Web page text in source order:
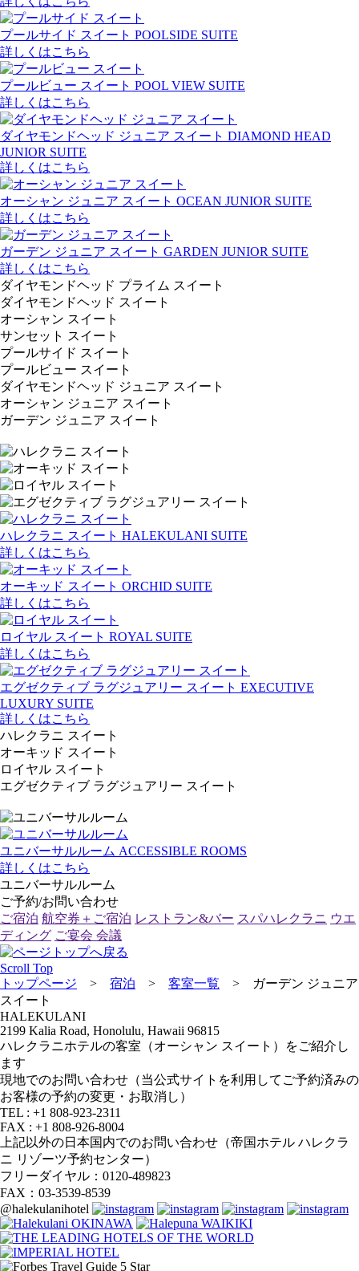
プールサイド スイート POOLSIDE SUITE
詳しくはこちら
プールビュー スイート POOL VIEW SUITE
詳しくはこちら
ダイヤモンドヘッド ジュニア スイート DIAMOND HEAD
JUNIOR SUITE
詳しくはこちら
オーシャン ジュニア スイート OCEAN JUNIOR SUITE
詳しくはこちら
ガーデン ジュニア スイート GARDEN JUNIOR SUITE
詳しくはこちら
ダイヤモンドヘッド プライム スイート
ダイヤモンドヘッド スイート
オーシャン スイート
サンセット スイート
プールサイド スイート
プールビュー スイート
ダイヤモンドヘッド ジュニア スイート
オーシャン ジュニア スイート
ガーデン ジュニア スイート
ハレクラニ スイート HALEKULANI SUITE
詳しくはこちら
オーキッド スイート ORCHID SUITE
詳しくはこちら
ロイヤル スイート ROYAL SUITE
詳しくはこちら
エグゼクティブ ラグジュアリー スイート EXECUTIVE
LUXURY SUITE
詳しくはこちら
ハレクラニ スイート
オーキッド スイート
ロイヤル スイート
エグゼクティブ ラグジュアリー スイート
ユニバーサルルーム ACCESSIBLE ROOMS
詳しくはこちら
ユニバーサルルーム
ご予約/お問い合わせ
ご宿泊 航空券＋ご宿泊 レストラン&バー スパハレクラニ ウエ
ディング ご宴会 会議
Scroll Top
トップページ > 宿泊 > 客室一覧 >
ガーデン ジュニア
スイート
HALEKULANI
2199 Kalia Road, Honolulu, Hawaii 96815
ハレクラニホテルの客室（オーシャン スイート）をご紹介し
ます
現地でのお問い合わせ（当公式サイトを利用してご予約済みの
お客様の予約の変更・お取消し）
TEL : +1 808-923-2311
FAX : +1 808-926-8004
上記以外の日本国内でのお問い合わせ（帝国ホテル ハレクラ
ニ リゾーツ予約センター）
フリーダイヤル：0120-489823
FAX：03-3539-8539
@halekulanihotel